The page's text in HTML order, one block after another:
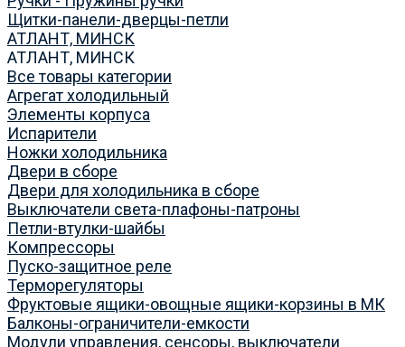
Щитки-панели-дверцы-петли
АТЛАНТ, МИНСК
АТЛАНТ, МИНСК
Все товары категории
Агрегат холодильный
Элементы корпуса
Испарители
Ножки холодильника
Двери в сборе
Двери для холодильника в сборе
Выключатели света-плафоны-патроны
Петли-втулки-шайбы
Компрессоры
Пуско-защитное реле
Терморегуляторы
Фруктовые ящики-овощные ящики-корзины в МК
Балконы-ограничители-емкости
Модули управления, сенсоры, выключатели